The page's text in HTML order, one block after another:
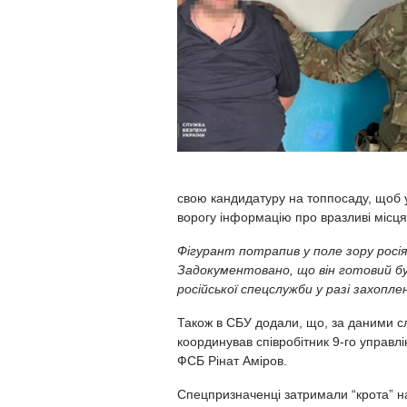
свою кандидатуру на топпосаду, щоб
ворогу інформацію про вразливі
Фігурант потрапив у поле зору
Задокументовано, що він готовий
російської спецслужби у разі
Також в СБУ додали, що, за даними
координував співробітник 9-го
ФСБ Рінат Аміров. ⠀
Спецпризначенці затримали “крота”